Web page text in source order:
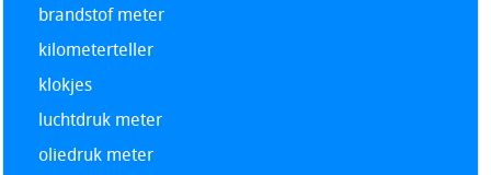
brandstof meter
kilometerteller
klokjes
luchtdruk meter
oliedruk meter